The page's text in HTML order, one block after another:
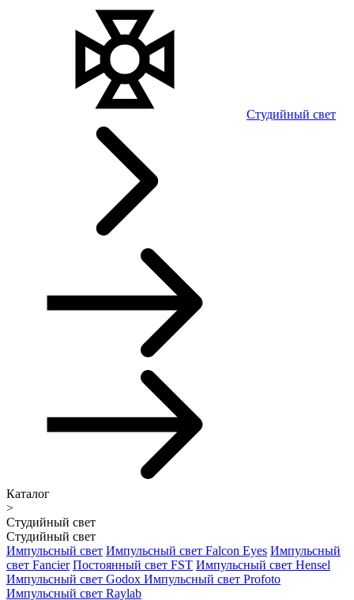
Студийный свет
Каталог
>
Студийный свет
Студийный свет
Импульсный свет Импульсный свет Falcon Eyes Импульсный
свет Fancier Постоянный свет FST Импульсный свет Hensel
Импульсный свет Godox Импульсный свет Profoto
Импульсный свет Raylab